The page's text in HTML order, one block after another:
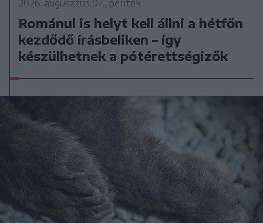
2026. augusztus 07., péntek
Románul is helyt kell állni a hétfőn
kezdődő írásbeliken – így
készülhetnek a pótérettségizők